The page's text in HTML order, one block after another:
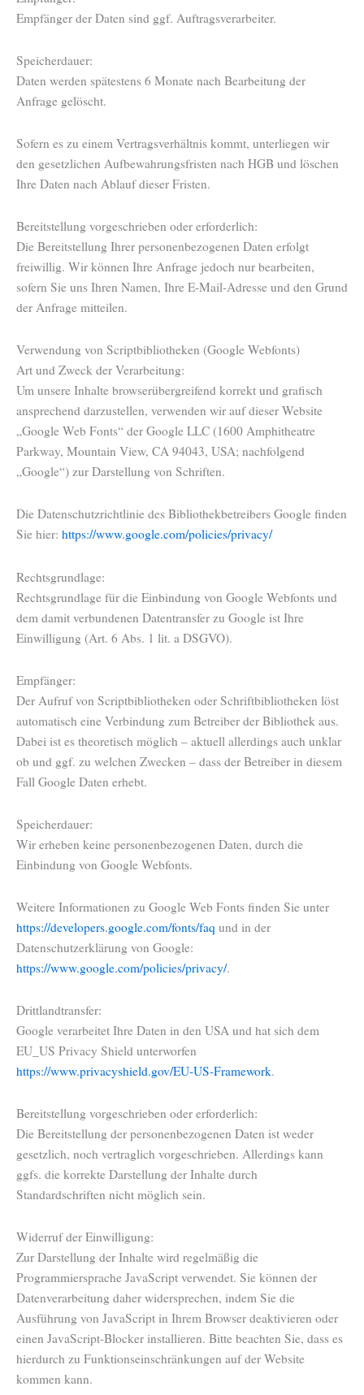
Empfänger der Daten sind ggf. Auftragsverarbeiter.
Speicherdauer:
Daten werden spätestens 6 Monate nach Bearbeitung der
Anfrage gelöscht.
Sofern es zu einem Vertragsverhältnis kommt, unterliegen wir
den gesetzlichen Aufbewahrungsfristen nach HGB und löschen
Ihre Daten nach Ablauf dieser Fristen.
Bereitstellung vorgeschrieben oder erforderlich:
Die Bereitstellung Ihrer personenbezogenen Daten erfolgt
freiwillig. Wir können Ihre Anfrage jedoch nur bearbeiten,
sofern Sie uns Ihren Namen, Ihre E-Mail-Adresse und den Grund
der Anfrage mitteilen.
Verwendung von Scriptbibliotheken (Google Webfonts)
Art und Zweck der Verarbeitung:
Um unsere Inhalte browserübergreifend korrekt und grafisch
ansprechend darzustellen, verwenden wir auf dieser Website
„Google Web Fonts“ der Google LLC (1600 Amphitheatre
Parkway, Mountain View, CA 94043, USA; nachfolgend
„Google“) zur Darstellung von Schriften.
Die Datenschutzrichtlinie des Bibliothekbetreibers Google finden
Sie hier: https://www.google.com/policies/privacy/
Rechtsgrundlage:
Rechtsgrundlage für die Einbindung von Google Webfonts und
dem damit verbundenen Datentransfer zu Google ist Ihre
Einwilligung (Art. 6 Abs. 1 lit. a DSGVO).
Empfänger:
Der Aufruf von Scriptbibliotheken oder Schriftbibliotheken löst
automatisch eine Verbindung zum Betreiber der Bibliothek aus.
Dabei ist es theoretisch möglich – aktuell allerdings auch unklar
ob und ggf. zu welchen Zwecken – dass der Betreiber in diesem
Fall Google Daten erhebt.
Speicherdauer:
Wir erheben keine personenbezogenen Daten, durch die
Einbindung von Google Webfonts.
Weitere Informationen zu Google Web Fonts finden Sie unter
https://developers.google.com/fonts/faq und in der
Datenschutzerklärung von Google:
https://www.google.com/policies/privacy/.
Drittlandtransfer:
Google verarbeitet Ihre Daten in den USA und hat sich dem
EU_US Privacy Shield unterworfen
https://www.privacyshield.gov/EU-US-Framework.
Bereitstellung vorgeschrieben oder erforderlich:
Die Bereitstellung der personenbezogenen Daten ist weder
gesetzlich, noch vertraglich vorgeschrieben. Allerdings kann
ggfs. die korrekte Darstellung der Inhalte durch
Standardschriften nicht möglich sein.
Widerruf der Einwilligung:
Zur Darstellung der Inhalte wird regelmäßig die
Programmiersprache JavaScript verwendet. Sie können der
Datenverarbeitung daher widersprechen, indem Sie die
Ausführung von JavaScript in Ihrem Browser deaktivieren oder
einen JavaScript-Blocker installieren. Bitte beachten Sie, dass es
hierdurch zu Funktionseinschränkungen auf der Website
kommen kann.